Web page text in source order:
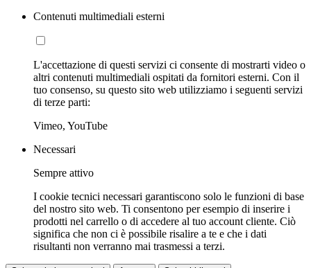
Contenuti multimediali esterni
L'accettazione di questi servizi ci consente di mostrarti video o
altri contenuti multimediali ospitati da fornitori esterni. Con il
tuo consenso, su questo sito web utilizziamo i seguenti servizi
di terze parti:
Vimeo, YouTube
Necessari
Sempre attivo
I cookie tecnici necessari garantiscono solo le funzioni di base
del nostro sito web. Ti consentono per esempio di inserire i
prodotti nel carrello o di accedere al tuo account cliente. Ciò
significa che non ci è possibile risalire a te e che i dati
risultanti non verranno mai trasmessi a terzi.